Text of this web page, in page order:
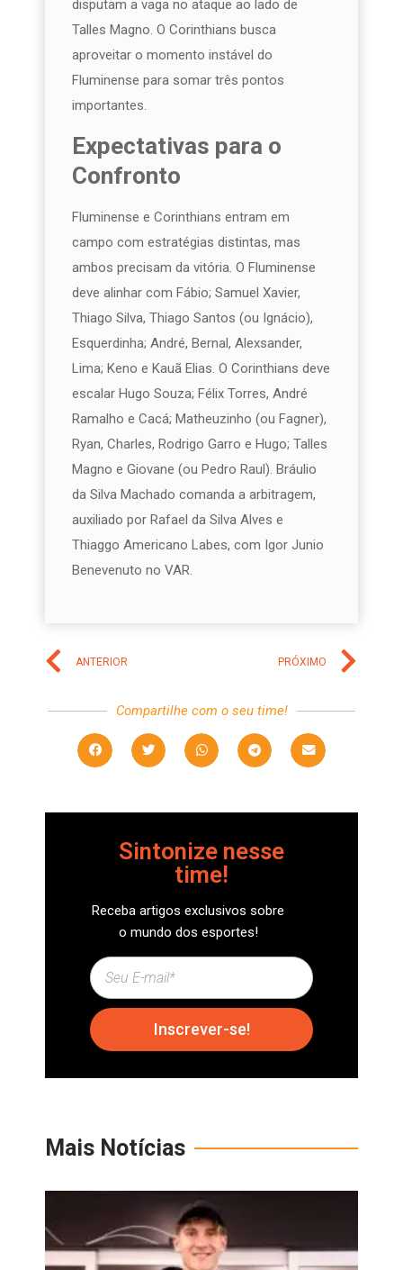
disputam a vaga no ataque ao lado de
Talles Magno. O Corinthians busca
aproveitar o momento instável do
Fluminense para somar três pontos
importantes.
Expectativas para o
Confronto
Fluminense e Corinthians entram em
campo com estratégias distintas, mas
ambos precisam da vitória. O Fluminense
deve alinhar com Fábio; Samuel Xavier,
Thiago Silva, Thiago Santos (ou Ignácio),
Esquerdinha; André, Bernal, Alexsander,
Lima; Keno e Kauã Elias. O Corinthians deve
escalar Hugo Souza; Félix Torres, André
Ramalho e Cacá; Matheuzinho (ou Fagner),
Ryan, Charles, Rodrigo Garro e Hugo; Talles
Magno e Giovane (ou Pedro Raul). Bráulio
da Silva Machado comanda a arbitragem,
auxiliado por Rafael da Silva Alves e
Thiaggo Americano Labes, com Igor Junio
Benevenuto no VAR.
ANTERIOR PRÓXIMO
Compartilhe com o seu time!
Sintonize nesse
time!
Receba artigos exclusivos sobre
o mundo dos esportes!
Inscrever-se!
Mais Notícias